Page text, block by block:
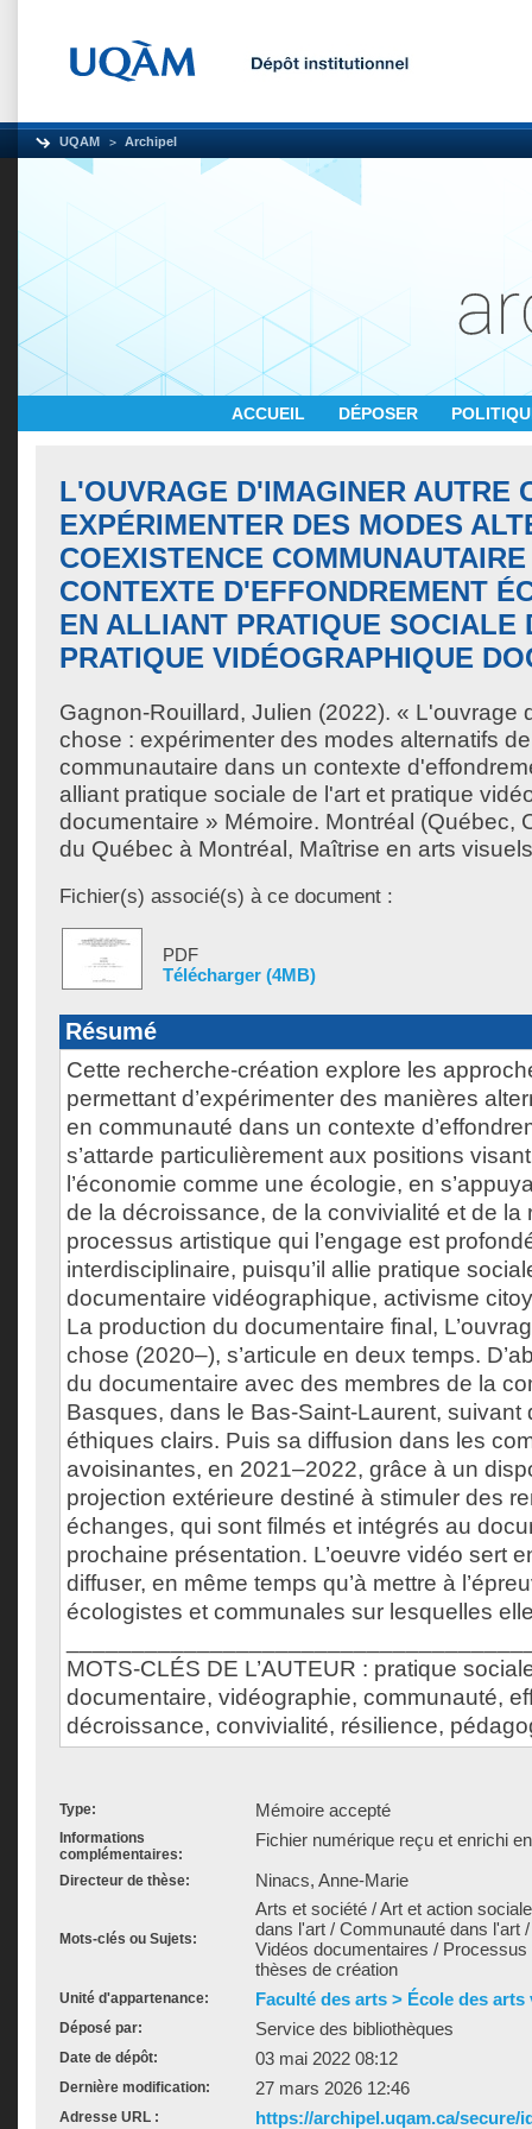
UQAM Archipel
ACCUEIL DÉPOSER
L'OUVRAGE D'IMAGINER AUTRE
EXPÉRIMENTER DES MODES
COEXISTENCE
CONTEXTE D'EFFONDREMENT
EN ALLIANT PRATIQUE SOCIALE
PRATIQUE VIDÉOGRAPHIQUE
Gagnon-Rouillard, Julien (2022). « L'ouvrage
chose : expérimenter des modes alternatifs
communautaire dans un contexte
alliant pratique sociale de l'art et pratique
documentaire » Mémoire. Montréal (Québec,
du Québec à Montréal, Maîtrise en arts
Fichier(s) associé(s) à ce document :
PDF
Télécharger (4MB)
Résumé
Cette recherche-création explore les
permettant d’expérimenter des manières
en communauté dans un contexte
s’attarde particulièrement aux positions
l’économie comme une écologie, en
de la décroissance, de la convivialité et de la
processus artistique qui l’engage est
interdisciplinaire, puisqu’il allie pratique
documentaire vidéographique, activisme
La production du documentaire final,
chose (2020–), s’articule en deux temps.
du documentaire avec des membres de la
Basques, dans le Bas-Saint-Laurent, suivant
éthiques clairs. Puis sa diffusion dans les
avoisinantes, en 2021–2022, grâce à un
projection extérieure destiné à stimuler des
échanges, qui sont filmés et intégrés au
prochaine présentation. L’oeuvre vidéo sert
diffuser, en même temps qu’à mettre à
écologistes et communales sur lesquelles
MOTS-CLÉS DE L’AUTEUR : pratique
documentaire, vidéographie, communauté,
décroissance, convivialité, résilience,
Type: Mémoire accepté
Informations
complémentaires:
Fichier numérique reçu et enrichi
Directeur de thèse: Ninacs, Anne-Marie
Mots-clés ou Sujets:
Arts et société / Art et action
dans l'art / Communauté dans l'art
Vidéos documentaires /
thèses de création
Unité d'appartenance: Faculté des arts > École des
Déposé par: Service des bibliothèques
Date de dépôt: 03 mai 2022 08:12
Dernière modification: 27 mars 2026 12:46
Adresse URL : https://archipel.uqam.ca/secure/